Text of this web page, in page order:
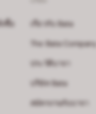
ซื้อ
เกี่ยวกับ Bata
The Bata Company
ประวัติบาจา
บริษัท Bata
สมัครงานกับบาจา